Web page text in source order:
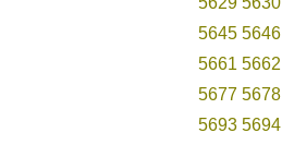
5645 5646
5661 5662
5677 5678
5693 5694